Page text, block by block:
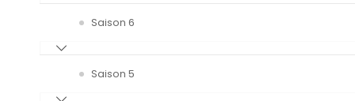
Saison 6
Saison 5